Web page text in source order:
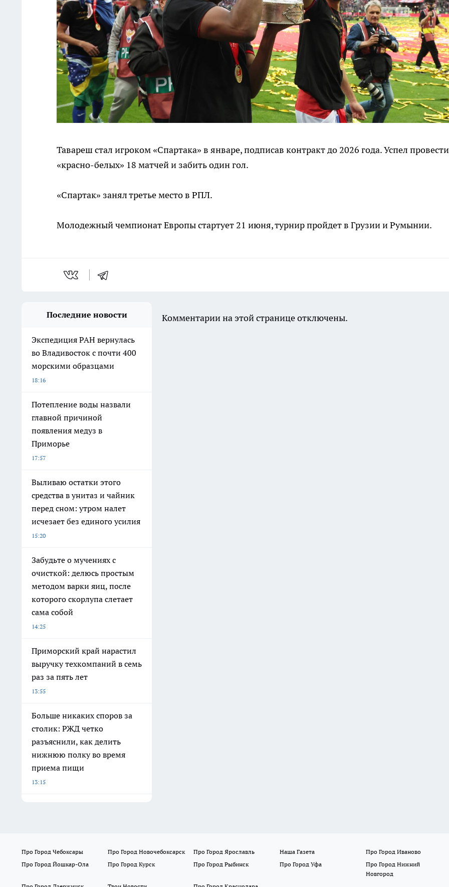
Тавареш стал игроком «Спартака» в январе, подписав контракт до 2026 года. Успел
«красно-белых» 18 матчей и забить один гол.
«Спартак» занял третье место в РПЛ.
Молодежный чемпионат Европы стартует 21 июня, турнир пройдет в Грузии и Румынии.
Последние новости
Экспедиция РАН вернулась
во Владивосток с почти 400
морскими образцами
18:16
Потепление воды назвали
главной причиной
появления медуз в
Приморье
17:57
Выливаю остатки этого
средства в унитаз и чайник
перед сном: утром налет
исчезает без единого усилия
15:20
Забудьте о мучениях с
очисткой: делюсь простым
методом варки яиц, после
которого скорлупа слетает
сама собой
14:25
Приморский край нарастил
выручку техкомпаний в семь
раз за пять лет
13:55
Больше никаких споров за
столик: РЖД четко
разъяснили, как делить
нижнюю полку во время
приема пищи
13:15
Комментарии на этой странице отключены.
Про Город Чебоксары Про Город Новочебоксарск Про Город Ярославль Наша Газета
Про Город Иваново
Про Город Йошкар-Ола
Про Город Курск Про Город Рыбинск Про Город Уфа
Про Город Нижний
Новгород